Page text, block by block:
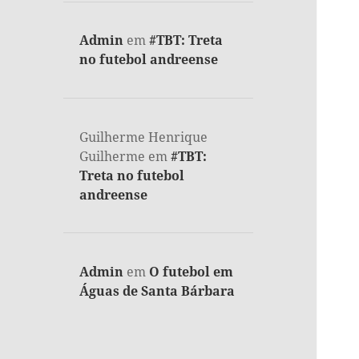
Admin em#TBT: Treta
no futebol andreense
Guilherme Henrique
Guilherme em#TBT:
Treta no futebol
andreense
Admin em O futebol em
Águas de Santa Bárbara